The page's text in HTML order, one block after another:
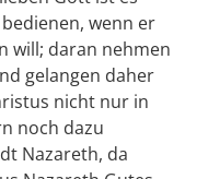
wenn er
will; daran nehmen
gelangen daher
nicht nur in
noch dazu
Nazareth, da